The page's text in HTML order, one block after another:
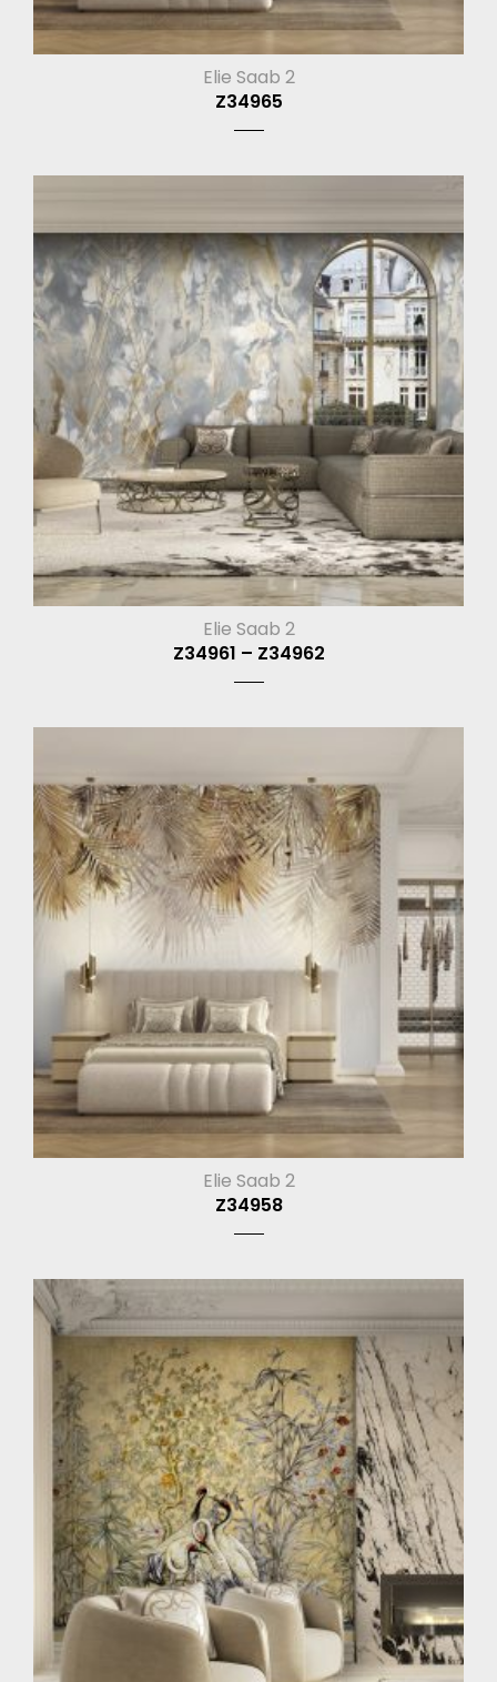
Elie Saab 2
Z34965
Elie Saab 2
Z34961 – Z34962
Elie Saab 2
Z34958